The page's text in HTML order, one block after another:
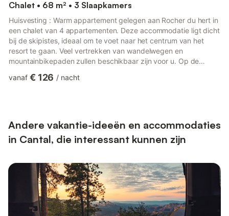
Chalet • 68 m² • 3 Slaapkamers
Huisvesting : Warm appartement gelegen aan Rocher du hert in
een chalet van 4 appartementen. Deze accommodatie ligt dicht
bij de skipistes, ideaal om te voet naar het centrum van het
resort te gaan. Veel vertrekken van wandelwegen en
mountainbikepaden zullen beschikbaar zijn voor u. Op de
badkamers en 2 toiletten, waarvan één onafhankelijk is: - 2
koelkast/vriezer, ...
vanaf € 126 / nacht
Andere vakantie-ideeën en accommodaties
in Cantal, die interessant kunnen zijn